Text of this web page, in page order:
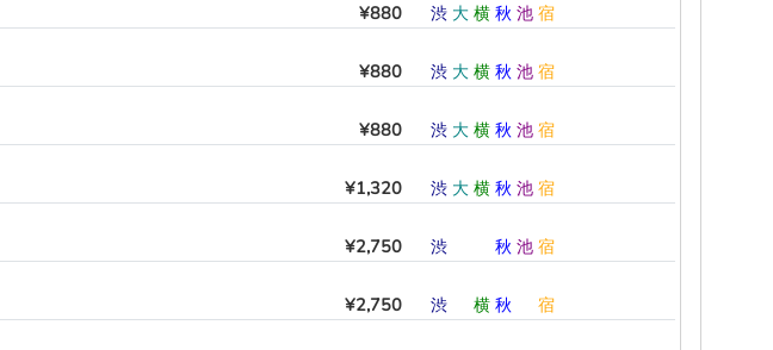
¥880 渋 大 横 秋 池 宿
¥880 渋 大 横 秋 池 宿
¥880 渋 大 横 秋 池 宿
¥1,320 渋 大 横 秋 池 宿
¥2,750 渋 秋 池 宿
¥2,750 渋 横 秋 宿